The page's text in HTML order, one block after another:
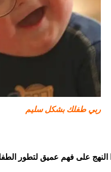
ربي طفلك بشكل سليم
النهج على فهم عميق لتطور